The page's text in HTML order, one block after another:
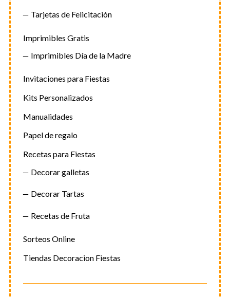
Tarjetas de Felicitación
Imprimibles Gratis
Imprimibles Día de la Madre
Invitaciones para Fiestas
Kits Personalizados
Manualidades
Papel de regalo
Recetas para Fiestas
Decorar galletas
Decorar Tartas
Recetas de Fruta
Sorteos Online
Tiendas Decoracion Fiestas